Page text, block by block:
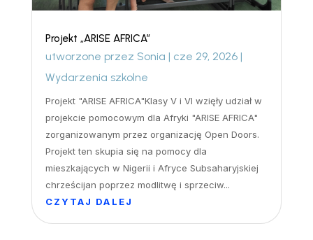
Projekt „ARISE AFRICA”
utworzone przez Sonia | cze 29, 2026|
Wydarzenia szkolne
Projekt "ARISE AFRICA"Klasy V i VI wzięły udział w
projekcie pomocowym dla Afryki "ARISE AFRICA"
zorganizowanym przez organizację Open Doors.
Projekt ten skupia się na pomocy dla
mieszkających w Nigerii i Afryce Subsaharyjskiej
chrześcijan poprzez modlitwę i sprzeciw...
CZYTAJ DALEJ